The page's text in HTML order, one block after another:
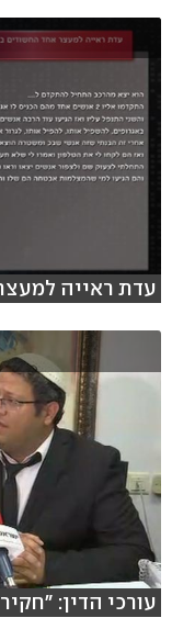
עדת ראייה
עורכי הדין: